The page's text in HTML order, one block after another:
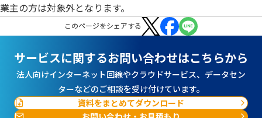
業主の方は対象外となります。
このページをシェアする
サービスに関するお問い合わせはこちらから
法人向けインターネット回線やクラウドサービス、データセン
ターなどのご相談を受け付けています。
資料をまとめてダウンロード